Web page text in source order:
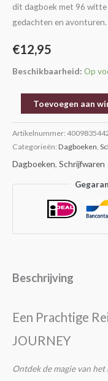
dit dagboek met 96 witte
gedachten en avonturen.
€12,95
Beschikbaarheid: Op
Toevoegen aan
Artikelnummer:
Categorieën: Dagboeken,
Dagboeken, Schrijfwaren
Beschrijving
Een Prachtige
JOURNEY
Ontdek de magie van het